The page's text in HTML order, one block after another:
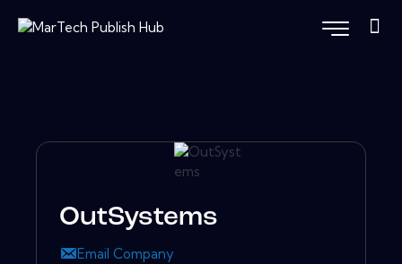
OutSystems
Email Company